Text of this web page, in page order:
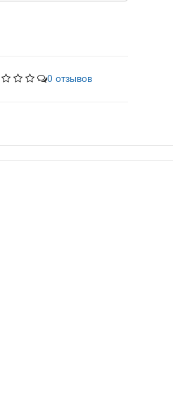
0 отзывов